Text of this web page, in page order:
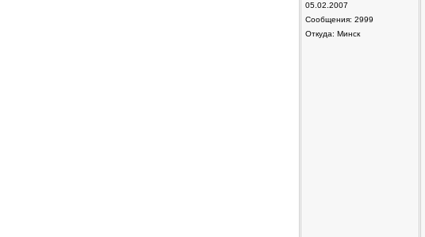
05.02.2007
Сообщения: 2999
Откуда: Минск